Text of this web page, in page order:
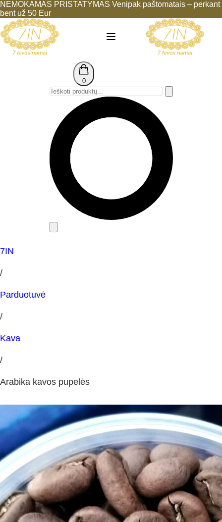
NEMOKAMAS PRISTATYMAS Venipak paštomatais – perkant
bent už 50 Eur
0
7IN
/
Parduotuvė
/
Kava
/
Arabika kavos pupelės